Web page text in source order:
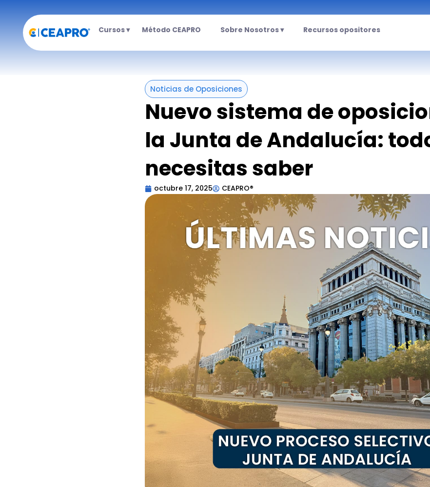
contenido
Cursos ▾ Método CEAPRO Sobre Nosotros ▾ Recursos opositores
Noticias de Oposiciones
Nuevo sistema de
la Junta de Andalucía:
necesitas saber
octubre 17, 2025 CEAPRO®